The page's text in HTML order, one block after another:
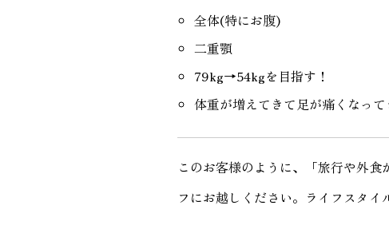
全体(特にお腹)
二重顎
79kg→54kgを目指す！
体重が増えてきて足が痛くなって
このお客様のように、「旅行や外
フにお越しください。ライフスタイ